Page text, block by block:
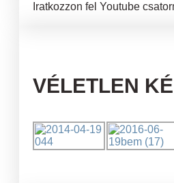
Iratkozzon fel Youtube
VÉLETLEN